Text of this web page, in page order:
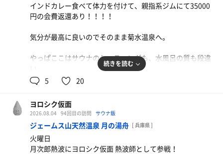
インドカレー食べて体力を付けて、親指系ジムにて35000
円の会費返還あり！！！！
気分が最高に良いのでそのまま菊水温泉へ。
やっぱここはサウナのセッティングも、水風呂の質も段違
家に帰ってからもサラサラすべすべ。
オッサンの肌がJKの肌に。
続きを読む
5 20
ヨロシク仮面
2026.08.04 94回目の訪問 サウナ飯
ジェームス山天然温泉 月の湯舟 [ 兵庫県 ]
火曜日
月次郎熱波にヨロシク仮面 熱波師として参戦！